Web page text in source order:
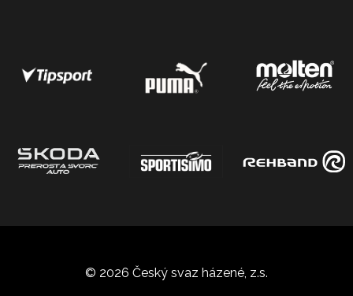
© 2026 Český svaz házené, z.s.